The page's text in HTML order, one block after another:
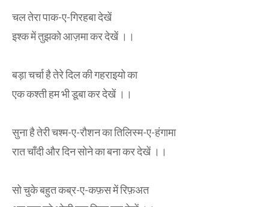
चल तेरा पाक-ए-गिरहबा देखें
इश्क में तुझको आज़मा कर देखें ।।
बड़ा चर्चा है तेरे दिल की गहराइयो का
एक कश्ती हम भी डूबा कर देखें ।।
सुना है तेरी चश्म-ए-रौशन का तिलिस्म-ए-हंगामा
रात चाँदी और दिन सोने का बना कर देखें ।।
सो चुके बहुत कब्र-ए-कफ़स में रिफ़अत